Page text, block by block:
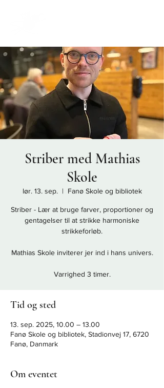
Striber med Mathias
Skole
lør. 13. sep.
  |
Fanø Skole og bibliotek
Striber - Lær at bruge farver, proportioner og
gentagelser til at strikke harmoniske
strikkeforløb.
Mathias Skole inviterer jer ind i hans univers.
Varrighed 3 timer.
Tid og sted
13. sep. 2025, 10.00 – 13.00
Fanø Skole og bibliotek, Stadionvej 17, 6720
Fanø, Danmark
Om eventet